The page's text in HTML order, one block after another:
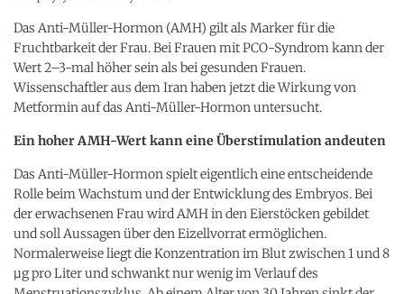
Das Anti-Müller-Hormon (AMH) gilt als Marker für die
Fruchtbarkeit der Frau. Bei Frauen mit PCO-Syndrom kann der
Wert 2–3-mal höher sein als bei gesunden Frauen.
Wissenschaftler aus dem Iran haben jetzt die Wirkung von
Metformin auf das Anti-Müller-Hormon untersucht.
Ein hoher AMH-Wert kann eine Überstimulation andeuten
Das Anti-Müller-Hormon spielt eigentlich eine entscheidende
Rolle beim Wachstum und der Entwicklung des Embryos. Bei
der erwachsenen Frau wird AMH in den Eierstöcken gebildet
und soll Aussagen über den Eizellvorrat ermöglichen.
Normalerweise liegt die Konzentration im Blut zwischen 1 und 8
µg pro Liter und schwankt nur wenig im Verlauf des